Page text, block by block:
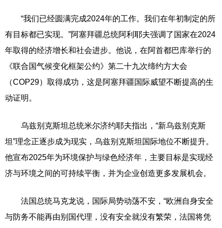
“我们已经圆满完成2024年的工作。我们在年初制定的所
有目标都已实现。”阿塞拜疆总统阿利耶夫强调了国家在2024
年取得的经济增长和社会进步。他说，在阿首都巴库举行的
《联合国气候变化框架公约》第二十九次缔约方大会
（COP29）取得成功，这是阿塞拜疆国际威望不断提高的生
动证明。
乌兹别克斯坦总统米尔济约耶夫指出，“新乌兹别克斯
坦”理念正逐步成为现实，乌兹别克斯坦国际地位不断提升。
他宣布2025年为环境保护与绿色经济年，主要目标是实现经
济与环境之间的可持续平衡，并为企业创造更多发展机会。
法国总统马克龙说，国际局势动荡不安，“欧洲自身安全
与防务不能再由别国代理，没有安全就没有繁荣，法国将凭